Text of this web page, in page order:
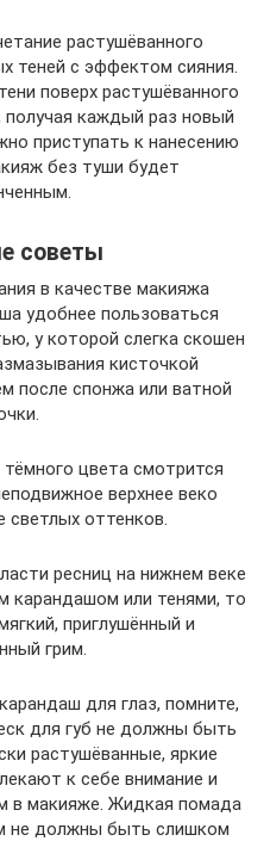
растушёванного
теней с эффектом сияния.
поверх растушёванного
получая каждый раз новый
приступать к нанесению
без туши будет
советы
в качестве макияжа
удобнее пользоваться
у которой слегка скошен
кисточкой
после спонжа или ватной
цвета смотрится
верхнее веко
светлых оттенков.
ресниц на нижнем веке
карандашом или тенями, то
приглушённый и
грим.
для глаз, помните,
для губ не должны быть
растушёванные, яркие
к себе внимание и
в макияже. Жидкая помада
не должны быть слишком